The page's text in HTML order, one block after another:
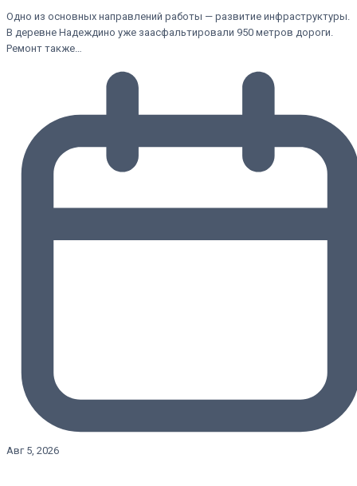
Одно из основных направлений работы — развитие инфраструктуры.
В деревне Надеждино уже заасфальтировали 950 метров дороги.
Ремонт также…
Авг 5, 2026